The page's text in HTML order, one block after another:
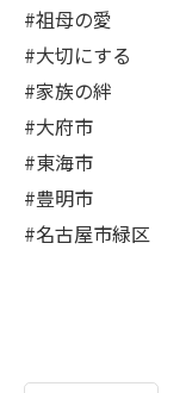
#祖母の愛
#大切にする
#家族の絆
#大府市
#東海市
#豊明市
#名古屋市緑区